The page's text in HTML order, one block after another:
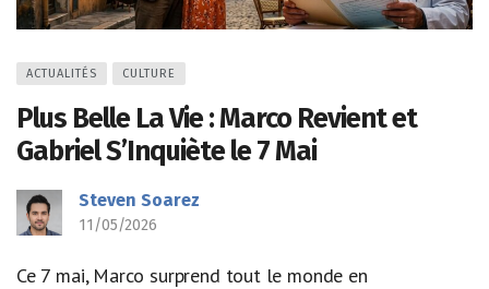
ACTUALITÉS CULTURE
Plus Belle La Vie : Marco Revient et
Gabriel S’Inquiète le 7 Mai
Steven Soarez
11/05/2026
Ce 7 mai, Marco surprend tout le monde en